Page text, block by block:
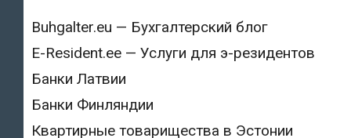
Buhgalter.eu — Бухгалтерский блог
E-Resident.ee — Услуги для э-резидентов
Банки Латвии
Банки Финляндии
Квартирные товарищества в Эстонии